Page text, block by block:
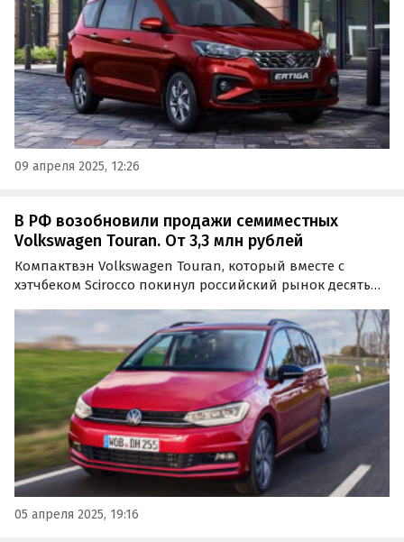
09 апреля 2025, 12:26
В РФ возобновили продажи семиместных
Volkswagen Touran. От 3,3 млн рублей
Компактвэн Volkswagen Touran, который вместе с
хэтчбеком Scirocco покинул российский рынок десять
альтернативным схемам.
05 апреля 2025, 19:16